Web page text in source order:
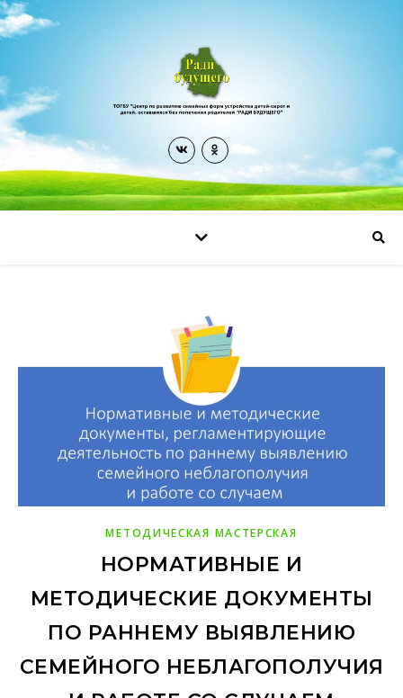
МЕТОДИЧЕСКАЯ МАСТЕРСКАЯ
НОРМАТИВНЫЕ И
МЕТОДИЧЕСКИЕ ДОКУМЕНТЫ
ПО РАННЕМУ ВЫЯВЛЕНИЮ
СЕМЕЙНОГО НЕБЛАГОПОЛУЧИЯ